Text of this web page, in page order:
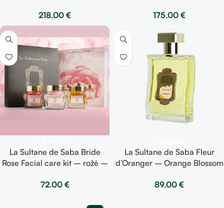
218.00 € 175.00 €
La Sultane de Saba Bride
Rose Facial care kit – rožė –
rinkinys – balzamas, kremas,
72.00 €
La Sultane de Saba Fleur
d’Oranger – Orange Blossom
kvepalai 100ml
89.00 €